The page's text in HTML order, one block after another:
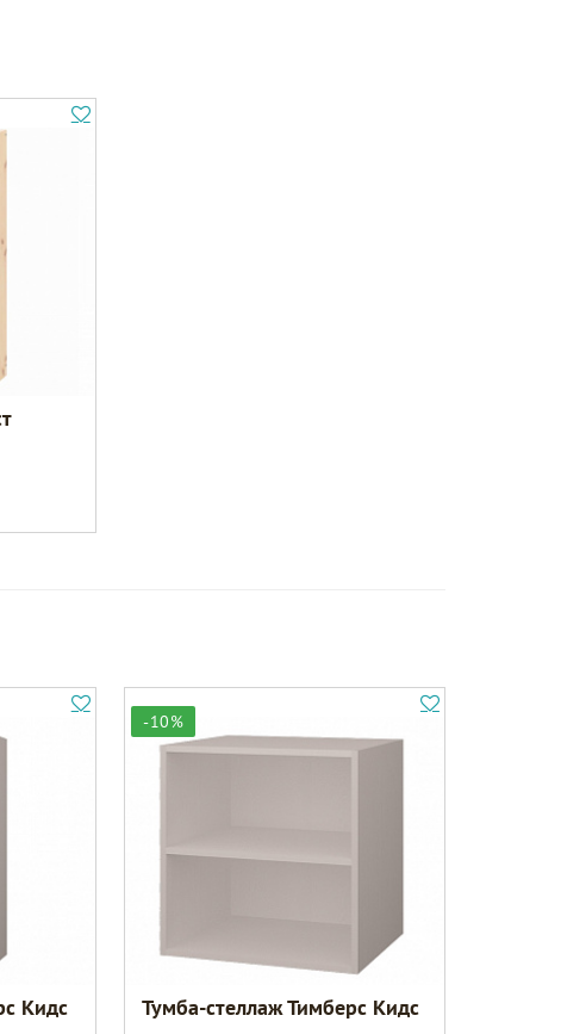
Кидс
-10%
Тумба-стеллаж Тимберс Кидс